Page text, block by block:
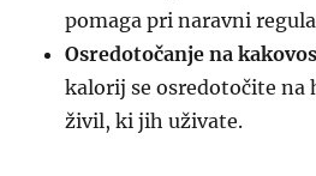
pomaga pri naravni
Osredotočanje na
kalorij se osredotočite na
živil, ki jih uživate.